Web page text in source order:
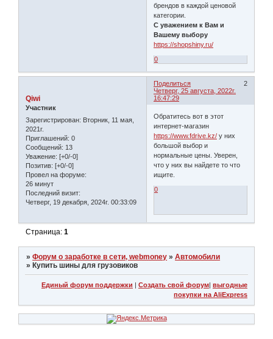
брендов в каждой ценовой
категории.
С уважением к Вам и
Вашему выбору
https://shopshiny.ru/
0
Поделиться
2
Четверг, 25 августа, 2022г.
16:47:29
Qiwi
Участник
Зарегистрирован: Вторник, 11 мая,
2021г.
Приглашений: 0
Сообщений: 13
Уважение: [+0/-0]
Позитив: [+0/-0]
Провел на форуме:
26 минут
Последний визит:
Четверг, 19 декабря, 2024г. 00:33:09
Обратитесь вот в этот
интернет-магазин
https://www.fdrive.kz/ у них
большой выбор и
нормальные цены. Уверен,
что у них вы найдете то что
ищите.
0
Страница:1
»Форум о заработке в сети, webmoney »Автомобили
» Купить шины для грузовиков
Единый форум поддержки | Создать свой форум| выгодные
покупки на AliExpress